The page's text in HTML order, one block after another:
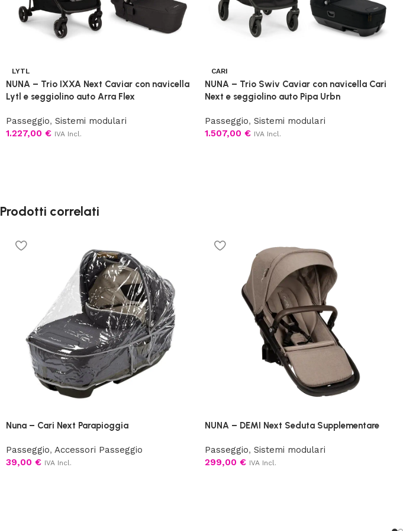
LYTL
NUNA – Trio IXXA Next Caviar con navicella
Lytl e seggiolino auto Arra Flex
Passeggio, Sistemi modulari
1.227,00 € IVA Incl.
CARI
NUNA – Trio Swiv Caviar con navicella Cari
Next e seggiolino auto Pipa Urbn
Passeggio, Sistemi modulari
1.507,00 € IVA Incl.
Prodotti correlati
Nuna – Cari Next Parapioggia
Passeggio, Accessori Passeggio
39,00 € IVA Incl.
NUNA – DEMI Next Seduta Supplementare
Passeggio, Sistemi modulari
299,00 € IVA Incl.